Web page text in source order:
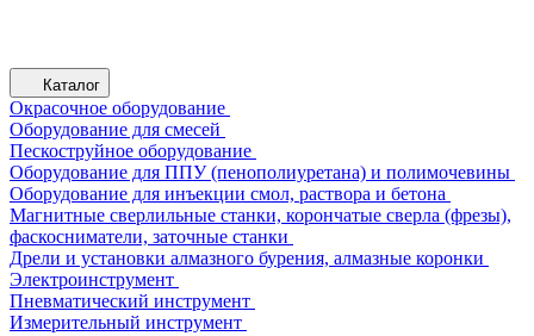
Каталог
Окрасочное оборудование
Оборудование для смесей
Пескоструйное оборудование
Оборудование для ППУ (пенополиуретана) и полимочевины
Оборудование для инъекции смол, раствора и бетона
Магнитные сверлильные станки, корончатые сверла (фрезы),
фаскосниматели, заточные станки
Дрели и установки алмазного бурения, алмазные коронки
Электроинструмент
Пневматический инструмент
Измерительный инструмент